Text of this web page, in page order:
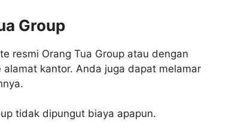
Group
resmi Orang Tua Group atau dengan
kantor. Anda juga dapat melamar
tidak dipungut biaya apapun.